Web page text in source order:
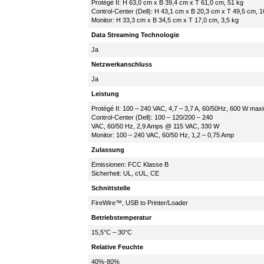
Protégé II: H 63,0 cm x B 39,4 cm x T 61,0 cm, 51 kg
Control-Center (Dell): H 43,1 cm x B 20,3 cm x T 49,5 cm,
Monitor: H 33,3 cm x B 34,5 cm x T 17,0 cm, 3,5 kg
Data Streaming Technologie
Ja
Netzwerkanschluss
Ja
Leistung
Protégé II: 100 – 240 VAC, 4,7 – 3,7 A, 60/50Hz, 600 W
Control-Center (Dell): 100 – 120/200 – 240
VAC, 60/50 Hz, 2,9 Amps @ 115 VAC, 330 W
Monitor: 100 – 240 VAC, 60/50 Hz, 1,2 – 0,75 Amp
Zulassung
Emissionen: FCC Klasse B
Sicherheit: UL, cUL, CE
Schnittstelle
FireWire™, USB to Printer/Loader
Betriebstemperatur
15,5°C – 30°C
Relative Feuchte
40%-80%